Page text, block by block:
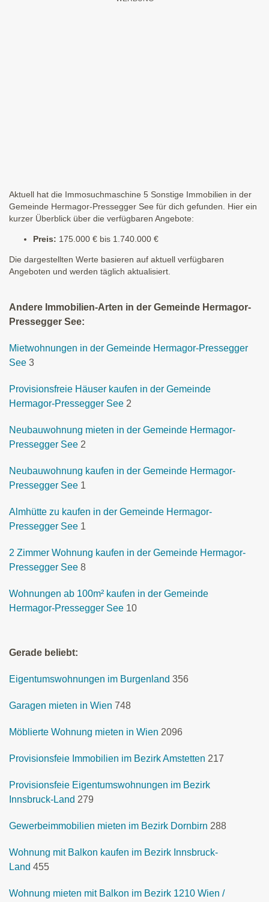
Aktuell hat die Immosuchmaschine 5 Sonstige Immobilien in der
Gemeinde Hermagor-Pressegger See für dich gefunden. Hier ein
kurzer Überblick über die verfügbaren Angebote:
Preis: 175.000 € bis 1.740.000 €
Die dargestellten Werte basieren auf aktuell verfügbaren
Angeboten und werden täglich aktualisiert.
Andere Immobilien-Arten in der Gemeinde Hermagor-
Pressegger See:
Mietwohnungen in der Gemeinde Hermagor-Pressegger
See 3
Provisionsfreie Häuser kaufen in der Gemeinde
Hermagor-Pressegger See 2
Neubauwohnung mieten in der Gemeinde Hermagor-
Pressegger See 2
Neubauwohnung kaufen in der Gemeinde Hermagor-
Pressegger See 1
Almhütte zu kaufen in der Gemeinde Hermagor-
Pressegger See 1
2 Zimmer Wohnung kaufen in der Gemeinde Hermagor-
Pressegger See 8
Wohnungen ab 100m² kaufen in der Gemeinde
Hermagor-Pressegger See 10
Gerade beliebt:
Eigentumswohnungen im Burgenland 356
Garagen mieten in Wien 748
Möblierte Wohnung mieten in Wien 2096
Provisionsfeie Immobilien im Bezirk Amstetten 217
Provisionsfeie Eigentumswohnungen im Bezirk
Innsbruck-Land 279
Gewerbeimmobilien mieten im Bezirk Dornbirn 288
Wohnung mit Balkon kaufen im Bezirk Innsbruck-
Land 455
Wohnung mieten mit Balkon im Bezirk 1210 Wien /